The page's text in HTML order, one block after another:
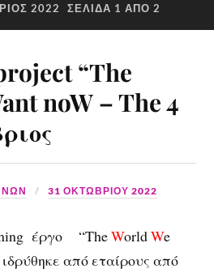
2022 ΣΕΛΊΔΑ 1 ΑΠΌ 2
“The
noW – The 4
31 ΟΚΤΩΒΡΊΟΥ 2022
έργο “TheWorldWe
από εταίρους από